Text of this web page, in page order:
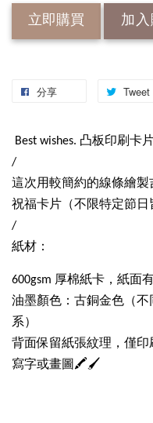
立即購買 加
分享 Tweet
Best wishes. 凸板印刷卡
/
這次用較簡約的線條繪
祝福卡片（不限特定節日
/
紙材：
600gsm 厚棉紙卡，紙面
油墨顏色：古銅金色（
系）
背面保留紙張紋理，僅
寫字或畫圖🖍🖌